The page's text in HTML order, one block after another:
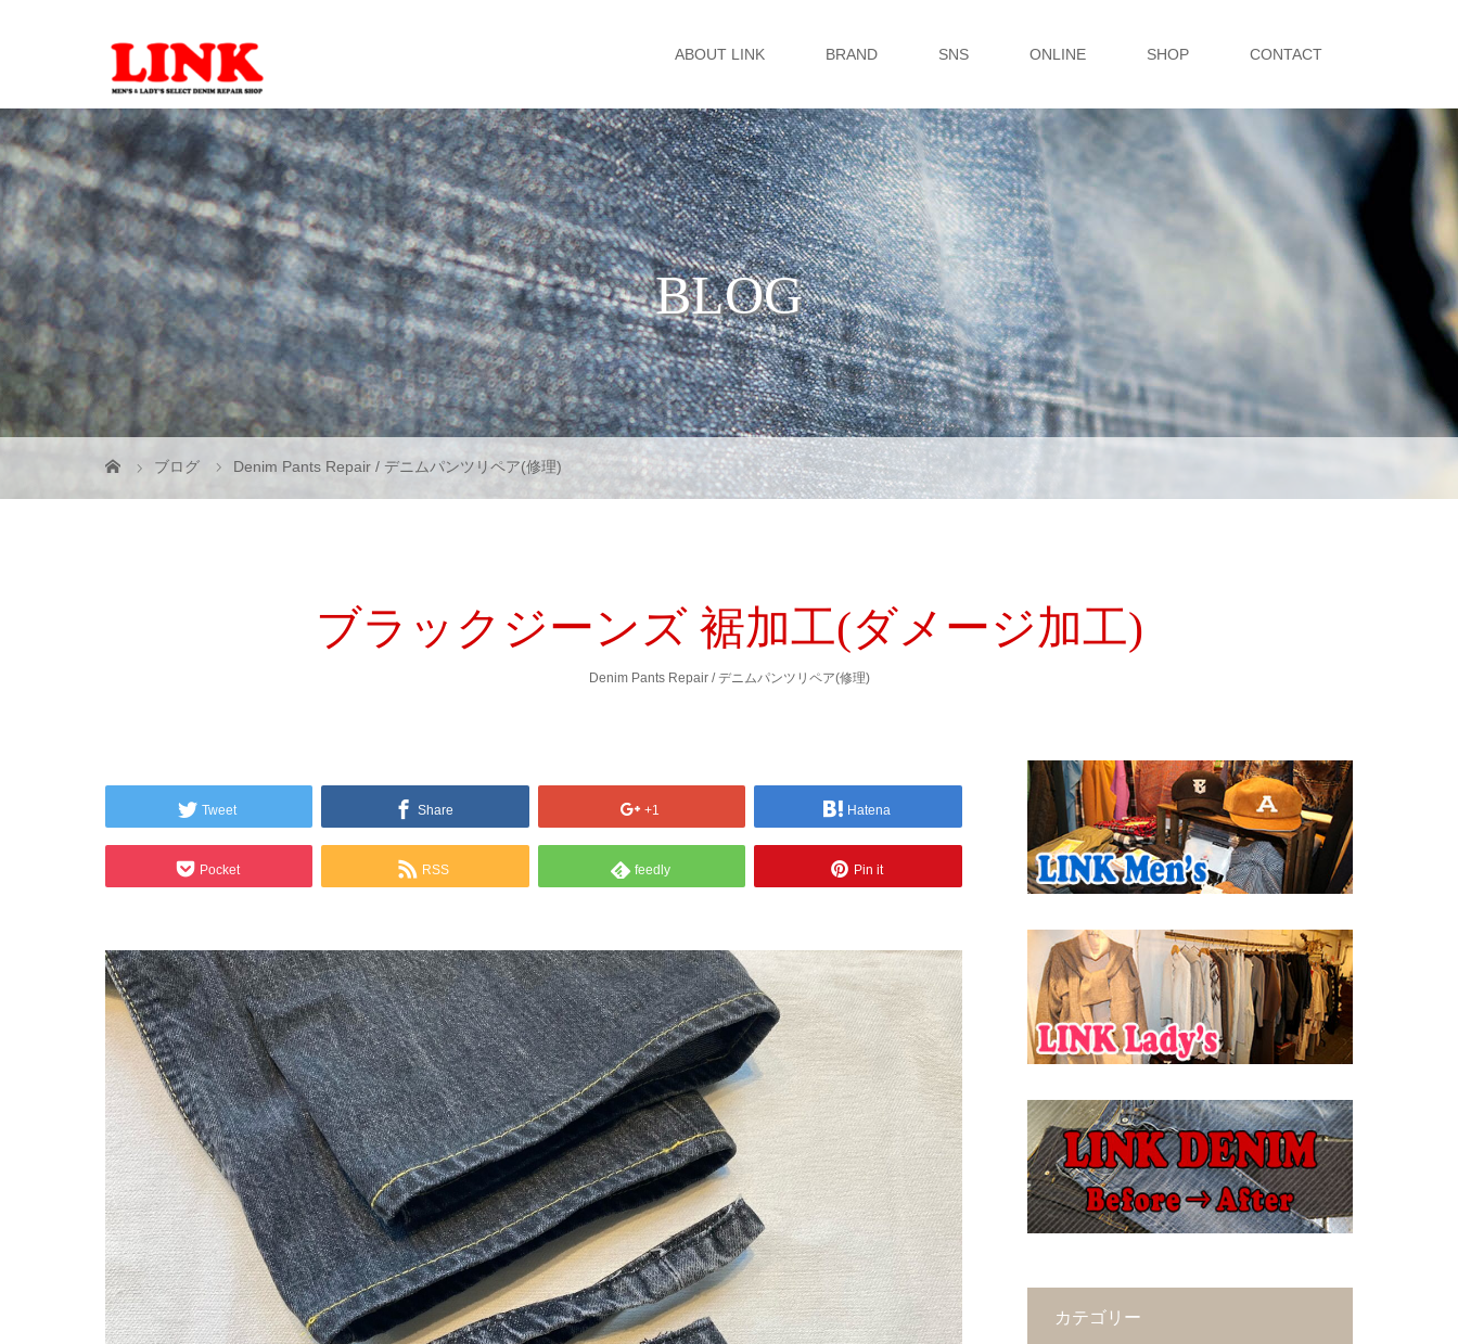
ABOUT LINK BRAND SNS ONLINE SHOP CONTACT
BLOG
ブログ Denim Pants Repair / デニムパンツリペア(修理)
ブラックジーンズ 裾加工(ダメージ加工)
Denim Pants Repair / デニムパンツリペア(修理)
Tweet Share +1 Hatena
Pocket RSS feedly Pin it
カテゴリー